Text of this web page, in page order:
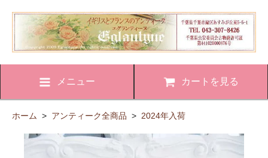
メニュー カートを見る
ホーム > アンティーク全商品 > 2024年入荷